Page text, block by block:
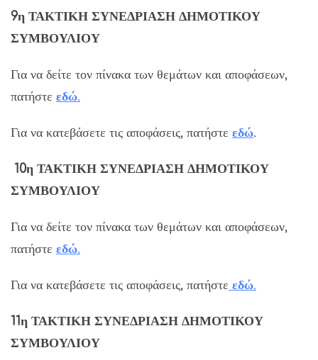
9η ΤΑΚΤΙΚΗ ΣΥΝΕΔΡΙΑΣΗ ΔΗΜΟΤΙΚΟΥ
ΣΥΜΒΟΥΛΙΟΥ
Για να δείτε τον πίνακα των θεμάτων και αποφάσεων,
πατήστε εδώ.
Για να κατεβάσετε τις αποφάσεις, πατήστε εδώ.
10η ΤΑΚΤΙΚΗ ΣΥΝΕΔΡΙΑΣΗ ΔΗΜΟΤΙΚΟΥ
ΣΥΜΒΟΥΛΙΟΥ
Για να δείτε τον πίνακα των θεμάτων και αποφάσεων,
πατήστε εδώ.
Για να κατεβάσετε τις αποφάσεις, πατήστε εδώ.
11η ΤΑΚΤΙΚΗ ΣΥΝΕΔΡΙΑΣΗ ΔΗΜΟΤΙΚΟΥ
ΣΥΜΒΟΥΛΙΟΥ